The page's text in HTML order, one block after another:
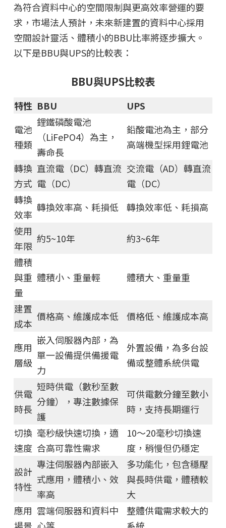
為符合資料中心的空間限制與更高效率營運的要
求，市場法人預計，未來新建置的資料中心採用
空間設計靈活、體積小的BBU比率將逐步擴大。
以下是BBU與UPS的比較表：
BBU與UPS比較表
特性 BBU
UPS
電池
種類
鋰鐵磷酸電池
（LiFePO4）為主，
壽命長
鉛酸電池為主，部分
高端機型採用鋰電池
轉換
方式
直流電（DC）轉直流
電（DC）
交流電（AD）轉直流
電（DC）
轉換
效率
轉換效率高、耗損低
轉換效率低、耗損高
使用
年限
約5~10年
約3~6年
體積
與重
量
體積小、重量輕 體積大、重量重
建置
成本
價格高、維護成本低 價格低、維護成本高
應用
層級
嵌入伺服器內部，為
單一設備提供備援電
力
外置設備，為多台設
備或整體系統供電
供電
時長
短時供電（數秒至數
分鐘），專注數據保
護
可供電數分鐘至數小
時，支持長期運行
切換
速度
毫秒級快速切換，適
合高可靠性需求
10～20毫秒切換速
度，稍慢但仍穩定
設計
特性
專注伺服器內部嵌入
式應用，體積小、效
率高
多功能化，包含穩壓
與長時供電，體積較
大
應用 雲端伺服器和資料中
整體供電需求較大的